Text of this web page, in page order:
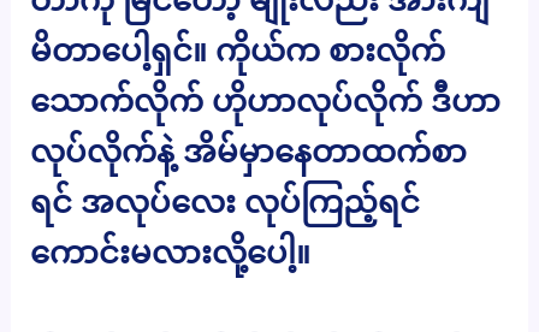
မိတာပေါ့ရှင်။ ကိုယ်က စားလိုက်
သောက်လိုက် ဟိုဟာလုပ်လိုက် ဒီဟာ
လုပ်လိုက်နဲ့ အိမ်မှာနေတာထက်စာ
ရင် အလုပ်လေး လုပ်ကြည့်ရင်
ကောင်းမလားလို့ပေါ့။